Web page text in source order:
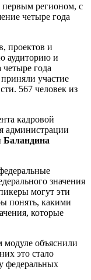
первым регионом, с
четыре года
проектов и
аудиторию и
четыре года
участие
567 человек из
кадровой
администрации
Баландина
значения
могут эти
понять, какими
которые
модуле объяснили
это стало
федеральных